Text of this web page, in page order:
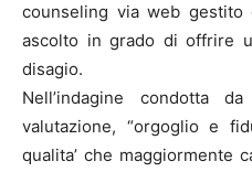
counseling via web
ascolto in grado di offrire
disagio.
Nell’indagine condotta
valutazione, “orgoglio e
qualita’ che maggiormente